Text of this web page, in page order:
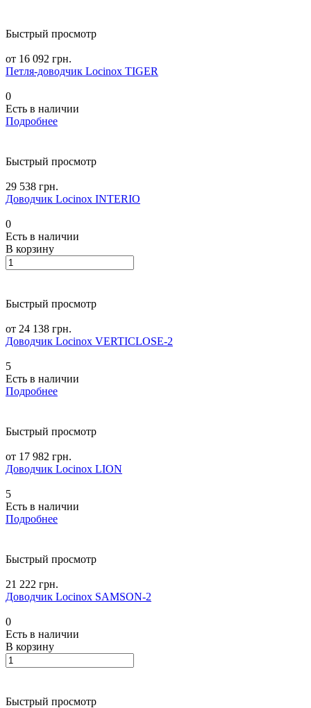
Быстрый просмотр
от 16 092 грн.
Петля-доводчик Locinox TIGER
0
Есть в наличии
Подробнее
Быстрый просмотр
29 538 грн.
Доводчик Locinox INTERIO
0
Есть в наличии
В корзину
Быстрый просмотр
от 24 138 грн.
Доводчик Locinox VERTICLOSE-2
5
Есть в наличии
Подробнее
Быстрый просмотр
от 17 982 грн.
Доводчик Locinox LION
5
Есть в наличии
Подробнее
Быстрый просмотр
21 222 грн.
Доводчик Locinox SAMSON-2
0
Есть в наличии
В корзину
Быстрый просмотр